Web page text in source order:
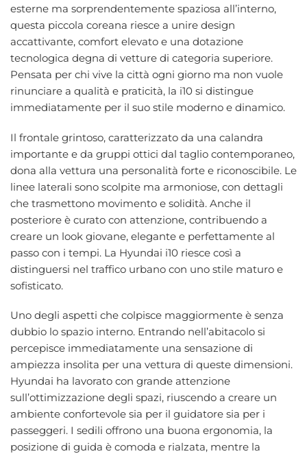
esterne ma sorprendentemente spaziosa all’interno,
questa piccola coreana riesce a unire design
accattivante, comfort elevato e una dotazione
tecnologica degna di vetture di categoria superiore.
Pensata per chi vive la città ogni giorno ma non vuole
rinunciare a qualità e praticità, la i10 si distingue
immediatamente per il suo stile moderno e dinamico.
Il frontale grintoso, caratterizzato da una calandra
importante e da gruppi ottici dal taglio contemporaneo,
dona alla vettura una personalità forte e riconoscibile. Le
linee laterali sono scolpite ma armoniose, con dettagli
che trasmettono movimento e solidità. Anche il
posteriore è curato con attenzione, contribuendo a
creare un look giovane, elegante e perfettamente al
passo con i tempi. La Hyundai i10 riesce così a
distinguersi nel traffico urbano con uno stile maturo e
sofisticato.
Uno degli aspetti che colpisce maggiormente è senza
dubbio lo spazio interno. Entrando nell’abitacolo si
percepisce immediatamente una sensazione di
ampiezza insolita per una vettura di queste dimensioni.
Hyundai ha lavorato con grande attenzione
sull’ottimizzazione degli spazi, riuscendo a creare un
ambiente confortevole sia per il guidatore sia per i
passeggeri. I sedili offrono una buona ergonomia, la
posizione di guida è comoda e rialzata, mentre la